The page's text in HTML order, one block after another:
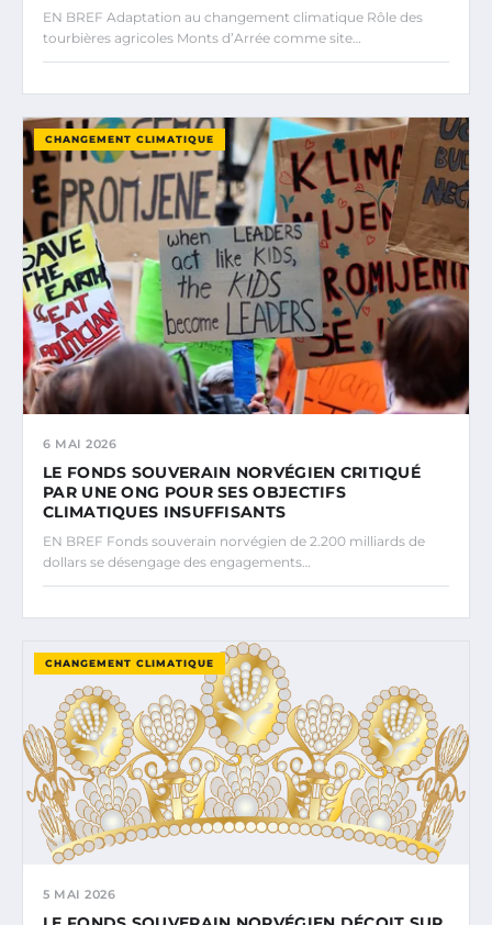
EN BREF Adaptation au changement climatique Rôle des
tourbières agricoles Monts d’Arrée comme site…
CHANGEMENT CLIMATIQUE
6 MAI 2026
LE FONDS SOUVERAIN NORVÉGIEN CRITIQUÉ
PAR UNE ONG POUR SES OBJECTIFS
CLIMATIQUES INSUFFISANTS
EN BREF Fonds souverain norvégien de 2.200 milliards de
dollars se désengage des engagements…
CHANGEMENT CLIMATIQUE
5 MAI 2026